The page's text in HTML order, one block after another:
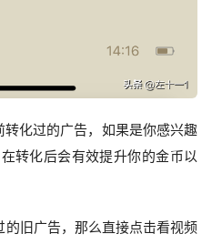
化过的广告，如果是你感兴趣
转化后会有效提升你的金币以
旧广告，那么直接点击看视频